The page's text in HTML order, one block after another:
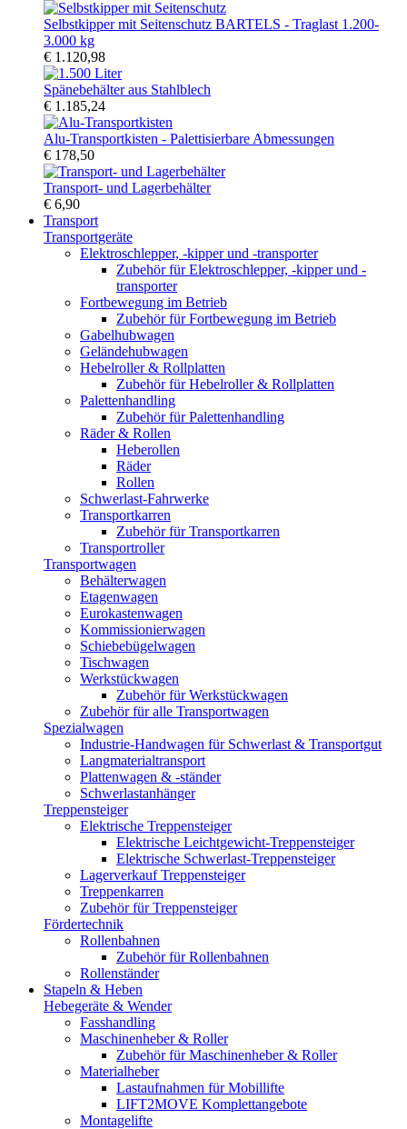
Selbstkipper mit Seitenschutz BARTELS - Traglast 1.200-
3.000 kg
€ 1.120,98
Spänebehälter aus Stahlblech
€ 1.185,24
Alu-Transportkisten - Palettisierbare Abmessungen
€ 178,50
Transport- und Lagerbehälter
€ 6,90
Transport
Transportgeräte
Elektroschlepper, -kipper und -transporter
Zubehör für Elektroschlepper, -kipper und -
transporter
Fortbewegung im Betrieb
Zubehör für Fortbewegung im Betrieb
Gabelhubwagen
Geländehubwagen
Hebelroller & Rollplatten
Zubehör für Hebelroller & Rollplatten
Palettenhandling
Zubehör für Palettenhandling
Räder & Rollen
Heberollen
Räder
Rollen
Schwerlast-Fahrwerke
Transportkarren
Zubehör für Transportkarren
Transportroller
Transportwagen
Behälterwagen
Etagenwagen
Eurokastenwagen
Kommissionierwagen
Schiebebügelwagen
Tischwagen
Werkstückwagen
Zubehör für Werkstückwagen
Zubehör für alle Transportwagen
Spezialwagen
Industrie-Handwagen für Schwerlast & Transportgut
Langmaterialtransport
Plattenwagen & -ständer
Schwerlastanhänger
Treppensteiger
Elektrische Treppensteiger
Elektrische Leichtgewicht-Treppensteiger
Elektrische Schwerlast-Treppensteiger
Lagerverkauf Treppensteiger
Treppenkarren
Zubehör für Treppensteiger
Fördertechnik
Rollenbahnen
Zubehör für Rollenbahnen
Rollenständer
Stapeln & Heben
Hebegeräte & Wender
Fasshandling
Maschinenheber & Roller
Zubehör für Maschinenheber & Roller
Materialheber
Lastaufnahmen für Mobillifte
LIFT2MOVE Komplettangebote
Montagelifte